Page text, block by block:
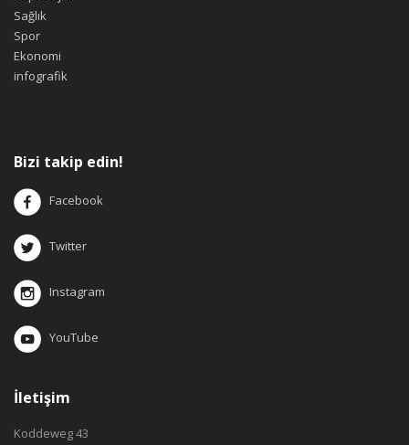
Sağlık
Spor
Ekonomi
infografik
Bizi takip edin!
Facebook
Twitter
Instagram
YouTube
İletişim
Koddeweg 43